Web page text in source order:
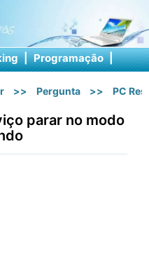
| Programação |
>> Pergunta >> PC
parar no modo